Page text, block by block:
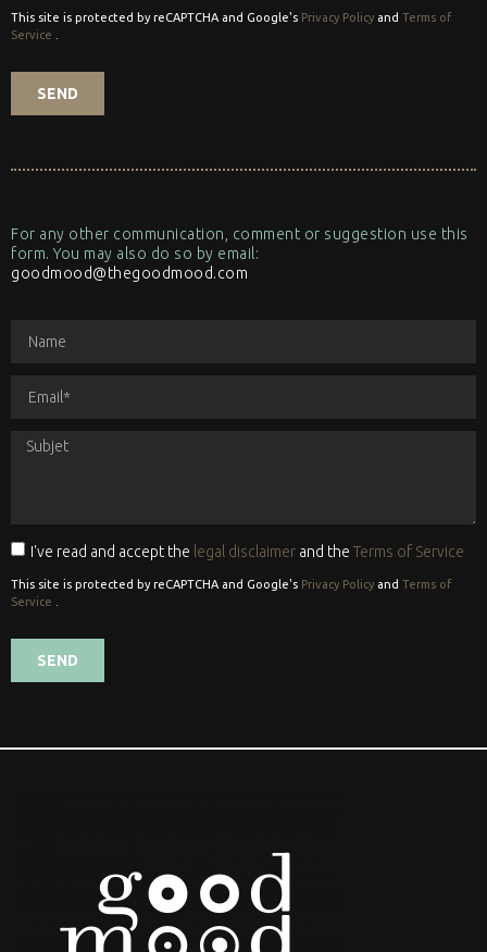
This site is protected by reCAPTCHA and Google's Privacy Policy and Terms of
Service
SEND
For any other communication, comment or suggestion use this
form. You may also do so by email:
goodmood@thegoodmood.com
I've read and accept the legal disclaimer and the Terms of Service
This site is protected by reCAPTCHA and Google's Privacy Policy and Terms of
Service
SEND